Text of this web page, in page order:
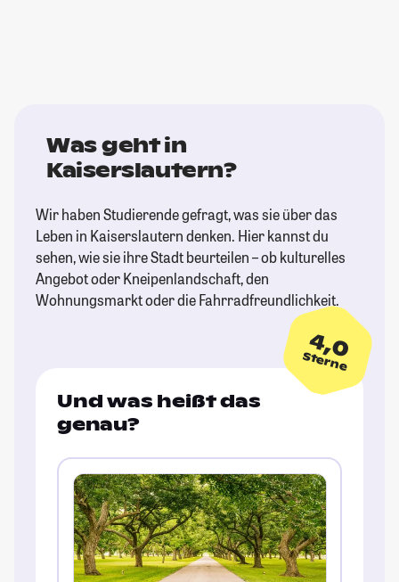
Was geht in
Kaiserslautern?
Wir haben Studierende gefragt, was sie über das
Leben in Kaiserslautern denken. Hier kannst du
sehen, wie sie ihre Stadt beurteilen – ob kulturelles
Angebot oder Kneipenlandschaft, den
Wohnungsmarkt oder die Fahrradfreundlichkeit.
4,0
Sterne
Und was heißt das
genau?